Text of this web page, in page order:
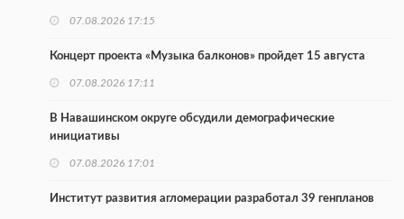
07.08.2026 17:15
Концерт проекта «Музыка балконов» пройдет 15 августа
07.08.2026 17:11
В Навашинском округе обсудили демографические
инициативы
07.08.2026 17:01
Институт развития агломерации разработал 39 генпланов